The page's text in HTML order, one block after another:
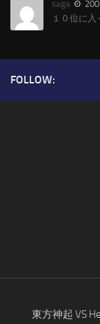
saga
１０位に入
FOLLOW:
東方神起 VS